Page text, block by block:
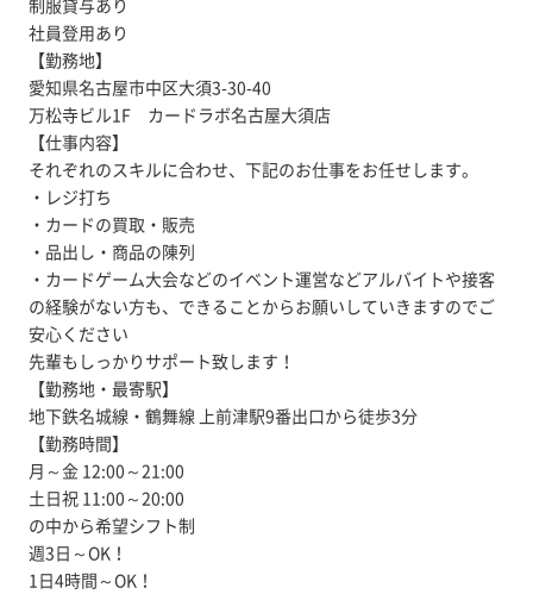
制服貸与あり
社員登用あり
【勤務地】
愛知県名古屋市中区大須3-30-40
万松寺ビル1F カードラボ名古屋大須店
【仕事内容】
それぞれのスキルに合わせ、下記のお仕事をお任せします。
・レジ打ち
・カードの買取・販売
・品出し・商品の陳列
・カードゲーム大会などのイベント運営などアルバイトや接客
の経験がない方も、できることからお願いしていきますのでご
安心ください
先輩もしっかりサポート致します！
【勤務地・最寄駅】
地下鉄名城線・鶴舞線 上前津駅9番出口から徒歩3分
【勤務時間】
月～金 12:00～21:00
土日祝 11:00～20:00
の中から希望シフト制
週3日～OK！
1日4時間～OK！